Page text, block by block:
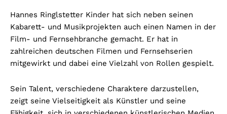
Hannes Ringlstetter Kinder hat sich neben seinen
Kabarett- und Musikprojekten auch einen Namen in der
Film- und Fernsehbranche gemacht. Er hat in
zahlreichen deutschen Filmen und Fernsehserien
mitgewirkt und dabei eine Vielzahl von Rollen gespielt.
Sein Talent, verschiedene Charaktere darzustellen,
zeigt seine Vielseitigkeit als Künstler und seine